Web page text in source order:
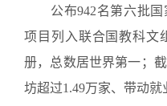
公布942名第六批国
项目列入联合国教科文
册，总数居世界第一；
坊超过1.49万家、带动